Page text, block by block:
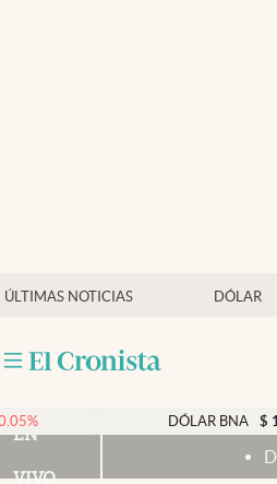
ÚLTIMAS NOTICIAS DÓLAR
Mercados Online
Otras seccionesDÓLAR BNA $ 1520
EN
VIVO
Dólar hoy y